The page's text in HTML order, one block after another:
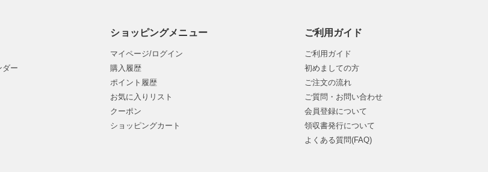
ダー
ショッピングメニュー
マイページ/ログイン
購入履歴
ポイント履歴
お気に入りリスト
クーポン
ショッピングカート
ご利用ガイド
ご利用ガイド
初めましての方
ご注文の流れ
ご質問・お問い合わせ
会員登録について
領収書発行について
よくある質問(FAQ)